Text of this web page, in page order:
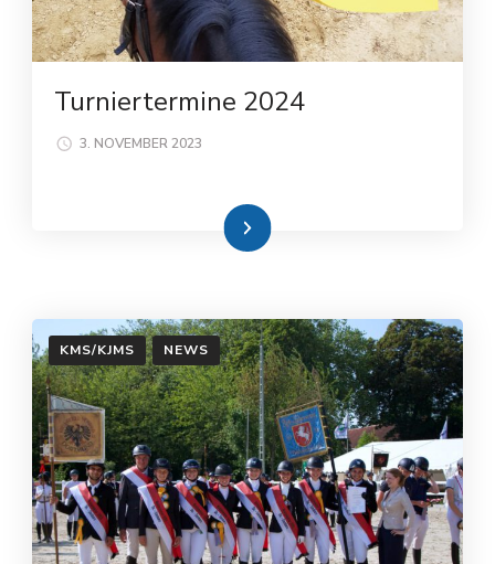
Turniertermine 2024
3. NOVEMBER 2023
Weiterlesen
KMS/KJMS NEWS